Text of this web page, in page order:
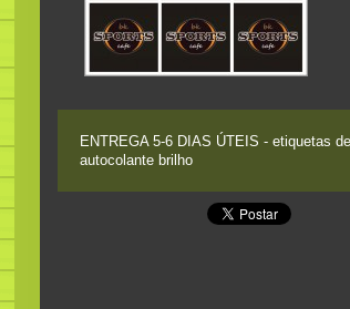
ENTREGA 5-6 DIAS ÚTEIS - etiquetas
autocolante brilho